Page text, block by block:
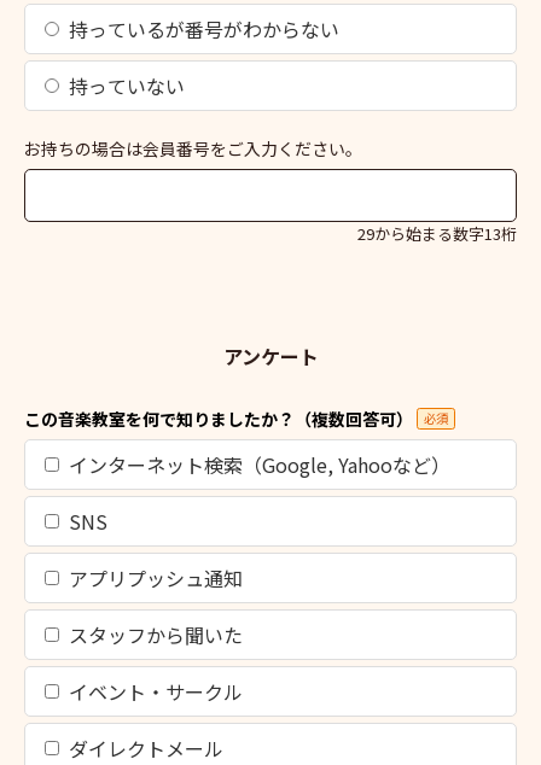
持っているが番号がわからない
持っていない
お持ちの場合は会員番号をご入力ください。
29から始まる数字13桁
アンケート
この音楽教室を何で知りましたか？（複数回答可） 必須
インターネット検索（Google, Yahooなど）
SNS
アプリプッシュ通知
スタッフから聞いた
イベント・サークル
ダイレクトメール